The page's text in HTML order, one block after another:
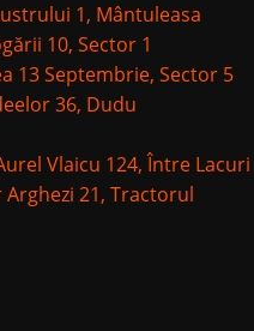
1, Mântuleasa
10, Sector 1
13 Septembrie, Sector 5
36, Dudu
Vlaicu 124, Între Lacuri
21, Tractorul